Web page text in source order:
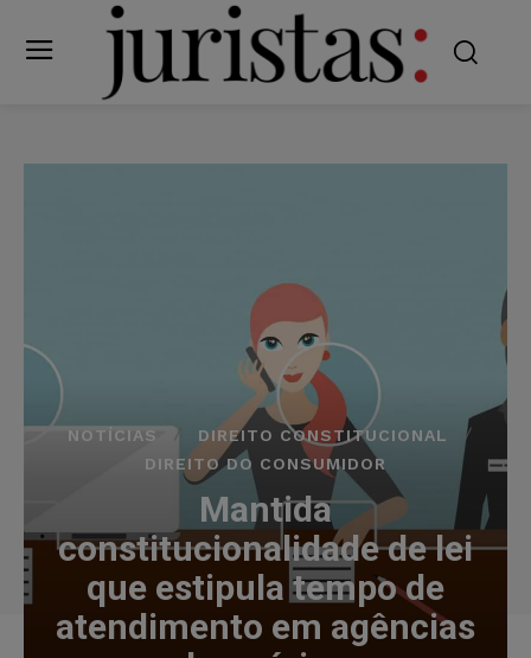
NOTÍCIAS
DIREITO CONSTITUCIONAL
DIREITO DO CONSUMIDOR
Mantida
constitucionalidade de lei
que estipula tempo de
atendimento em agências